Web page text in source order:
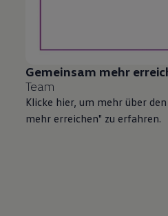
Gemeinsam mehr
Team
Klicke hier, um mehr über
mehr erreichen" zu erfahren.